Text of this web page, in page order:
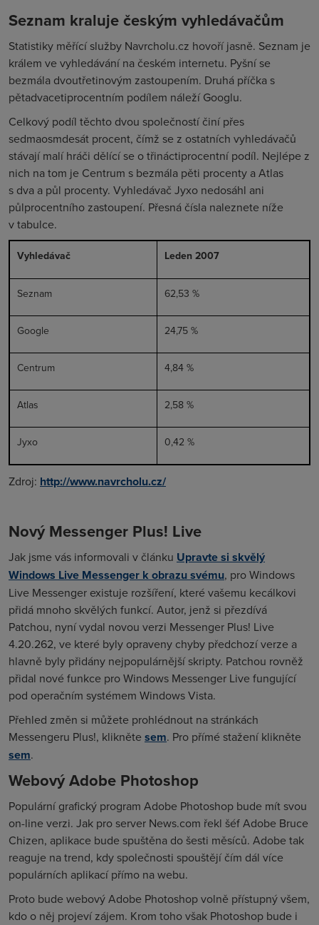
Seznam kraluje českým vyhledávačům
Statistiky měřící služby Navrcholu.cz hovoří jasně. Seznam je
králem ve vyhledávání na českém internetu. Pyšní se
bezmála dvoutřetinovým zastoupením. Druhá příčka s
pětadvacetiprocentním podílem náleží Googlu.
Celkový podíl těchto dvou společností činí přes
sedmaosmdesát procent, čímž se z ostatních vyhledávačů
stávají malí hráči dělící se o třináctiprocentní podíl. Nejlépe z
nich na tom je Centrum s bezmála pěti procenty a Atlas
s dva a půl procenty. Vyhledávač Jyxo nedosáhl ani
půlprocentního zastoupení. Přesná čísla naleznete níže
v tabulce.
Vyhledávač Leden 2007
Seznam 62,53 %
Google 24,75 %
Centrum 4,84 %
Atlas 2,58 %
Jyxo 0,42 %
Zdroj: http://www.navrcholu.cz/
Nový Messenger Plus! Live
Jak jsme vás informovali v článku Upravte si skvělý
Windows Live Messenger k obrazu svému, pro Windows
Live Messenger existuje rozšíření, které vašemu kecálkovi
přidá mnoho skvělých funkcí. Autor, jenž si přezdívá
Patchou, nyní vydal novou verzi Messenger Plus! Live
4.20.262, ve které byly opraveny chyby předchozí verze a
hlavně byly přidány nejpopulárnější skripty. Patchou rovněž
přidal nové funkce pro Windows Messenger Live fungující
pod operačním systémem Windows Vista.
Přehled změn si můžete prohlédnout na stránkách
Messengeru Plus!, klikněte sem. Pro přímé stažení klikněte
sem.
Webový Adobe Photoshop
Populární grafický program Adobe Photoshop bude mít svou
on-line verzi. Jak pro server News.com řekl šéf Adobe Bruce
Chizen, aplikace bude spuštěna do šesti měsíců. Adobe tak
reaguje na trend, kdy společnosti spouštějí čím dál více
populárních aplikací přímo na webu.
Proto bude webový Adobe Photoshop volně přístupný všem,
kdo o něj projeví zájem. Krom toho však Photoshop bude i